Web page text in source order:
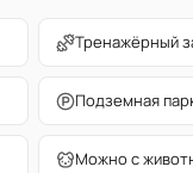
Тренажёрный
Подземная
Можно с